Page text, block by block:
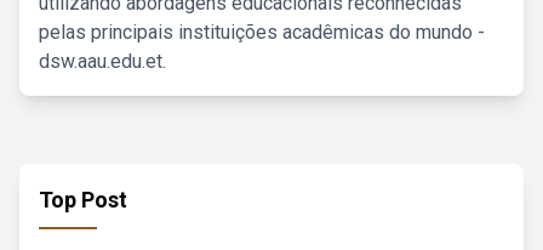
pelas principais instituições acadêmicas do mundo -
dsw.aau.edu.et.
Top Post